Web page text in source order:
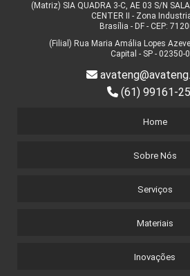
(Matriz) SIA QUADRA 3-C, AE 03 S/N
CENTER II - Zona
Brasília - DF - CEP:
(Filial) Rua Maria Amália Lopes
Capital - SP - 02350-
(61) 99161-
Home
Sobre Nós
Serviços
Materiais
Inovações